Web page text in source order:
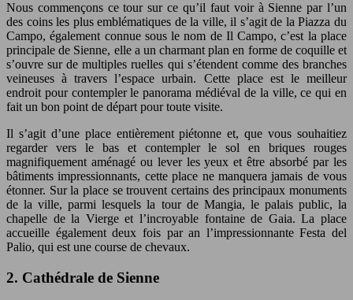
Nous commençons ce tour sur ce qu’il faut voir à Sienne par l’un
des coins les plus emblématiques de la ville, il s’agit de la Piazza du
Campo, également connue sous le nom de Il Campo, c’est la place
principale de Sienne, elle a un charmant plan en forme de coquille et
s’ouvre sur de multiples ruelles qui s’étendent comme des branches
veineuses à travers l’espace urbain. Cette place est le meilleur
endroit pour contempler le panorama médiéval de la ville, ce qui en
fait un bon point de départ pour toute visite.
Il s’agit d’une place entièrement piétonne et, que vous souhaitiez
regarder vers le bas et contempler le sol en briques rouges
magnifiquement aménagé ou lever les yeux et être absorbé par les
bâtiments impressionnants, cette place ne manquera jamais de vous
étonner. Sur la place se trouvent certains des principaux monuments
de la ville, parmi lesquels la tour de Mangia, le palais public, la
chapelle de la Vierge et l’incroyable fontaine de Gaia. La place
accueille également deux fois par an l’impressionnante Festa del
Palio, qui est une course de chevaux.
2. Cathédrale de Sienne